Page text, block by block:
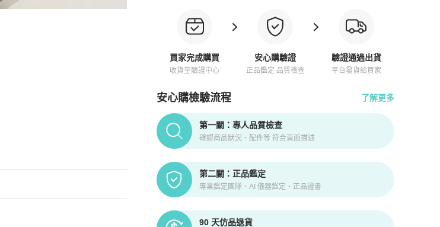
買家完成購買
收貨至驗證中心
安心購驗證
正品鑑定 品質檢查
驗證通過出貨
平台發貨給買家
安心購檢驗流程 了解更多
PopChill拍拍圈正品驗證、安心購檢驗流程介紹
第一關：專人品質檢查
確認商品狀況、配件等 符合頁面描述
第二關：正品鑑定
專業鑑定團隊、AI 儀器鑑定、正品證書
90 天仿品退貨